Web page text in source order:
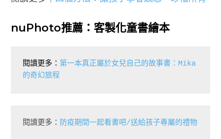
nuPhoto推薦：客製化童書繪本
閱讀更多： 第一本真正屬於女兒自己的故事書：Mika
的奇幻旅程
閱讀更多： 防疫期間一起看書吧/送給孩子專屬的禮物